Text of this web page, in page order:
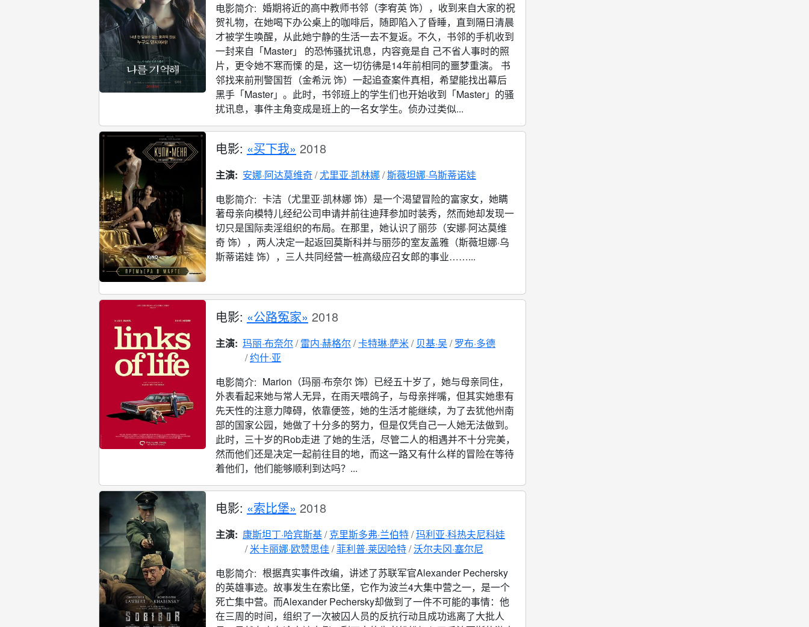
电影简介: 婚期将近的高中教师书邻（李宥英 饰），收到来自大家的祝
贺礼物，在她喝下办公桌上的咖啡后，随即陷入了昏睡，直到隔日清晨
才被学生唤醒，从此她宁静的生活一去不复返。不久，书邻的手机收到
一封来自「Master」 的恐怖骚扰讯息，内容竟是自 己不省人事时的照
片，更令她不寒而慄 的是，这一切彷彿是14年前相同的噩梦重演。 书
邻找来前刑警国哲（金希沅 饰）一起追查案件真相，希望能找出幕后
黑手「Master」。此时，书邻班上的学生们也开始收到「Master」的骚
扰讯息，事件主角变成是班上的一名女学生。侦办过类似...
电影: «买下我» 2018
主演: 安娜·阿达莫维奇 尤里亚·凯林娜 斯薇坦娜·乌斯蒂诺娃
电影简介: 卡洁（尤里亚·凯林娜 饰）是一个渴望冒险的富家女，她瞒
著母亲向模特儿经纪公司申请并前往迪拜参加时装秀，然而她却发现一
切只是国际卖淫组织的布局。在那里，她认识了丽莎（安娜·阿达莫维
奇 饰），两人决定一起返回莫斯科并与丽莎的室友盖雅（斯薇坦娜·乌
斯蒂诺娃 饰），三人共同经营一桩高级应召女郎的事业……...
电影: «公路冤家» 2018
主演: 玛丽·布奈尔 雷内·赫格尔 卡特琳·萨米 贝基·吴 罗布·多德
约什·亚
电影简介: Marion（玛丽·布奈尔 饰）已经五十岁了，她与母亲同住，
外表看起来她与常人无异，在雨天喂鸽子，与母亲拌嘴，但其实她患有
先天性的注意力障碍，依靠便签，她的生活才能继续，为了去犹他州南
部的国家公园，她做了十分多的努力，但是仅凭自己一人她无法做到。
此时，三十岁的Rob走进 了她的生活，尽管二人的相遇并不十分完美，
然而他们还是决定一起前往目的地，而这一路又有什么样的冒险在等待
着他们，他们能够顺利到达吗？...
电影: «索比堡» 2018
主演: 康斯坦丁·哈宾斯基 克里斯多弗·兰伯特 玛利亚·科热夫尼科娃
米卡丽娜·欧赞思佳 菲利普·莱因哈特 沃尔夫冈·塞尔尼
电影简介: 根据真实事件改编，讲述了苏联军官Alexander Pechersky
的英雄事迹。故事发生在索比堡，它作为波兰4大集中营之一，是一个
死亡集中营。而Alexander Pechersky却做到了一件不可能的事情：他
在三周的时间，组织了一次被囚人员的反抗行动且成功逃离了大批人